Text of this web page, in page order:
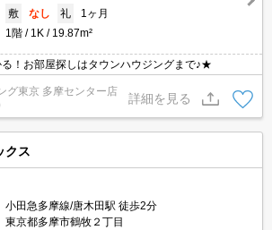
敷
なし 礼
1ヶ月
1階
1K 19.87m²
！お部屋探しはタウンハウジングまで♪★
グ東京 多摩センター店
詳細を見る
クス
小田急多摩線/唐木田駅 徒歩2分
東京都多摩市鶴牧２丁目